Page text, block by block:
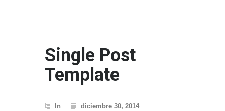
Single Post
Template
In
diciembre 30, 2014